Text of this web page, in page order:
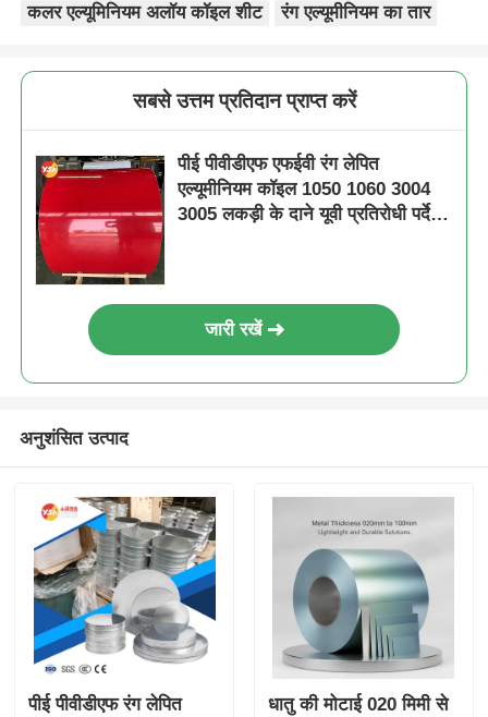
कलर एल्यूमिनियम अलॉय कॉइल शीट
रंग एल्यूमीनियम का तार
सबसे उत्तम प्रतिदान प्राप्त करें
पीई पीवीडीएफ एफईवी रंग लेपित
एल्यूमीनियम कॉइल 1050 1060 3004
3005 लकड़ी के दाने यूवी प्रतिरोधी पर्दे
जारी रखें
अनुशंसित उत्पाद
पीई पीवीडीएफ रंग लेपित
धातु की मोटाई 020 मिमी से